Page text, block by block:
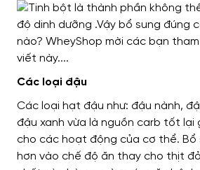
Các loại đậu
Các loại hạt đậu như: đậu nành,
đậu xanh vừa là nguồn carb tốt
cho các hoạt động của cơ thể. Bổ
hơn vào chế độ ăn thay cho thịt